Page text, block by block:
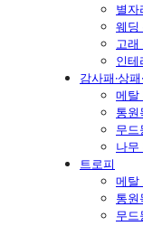
별자
웨딩
고래
인테
감사패·상패
메탈
통원
무드
나무
트로피
메탈
통원
무드